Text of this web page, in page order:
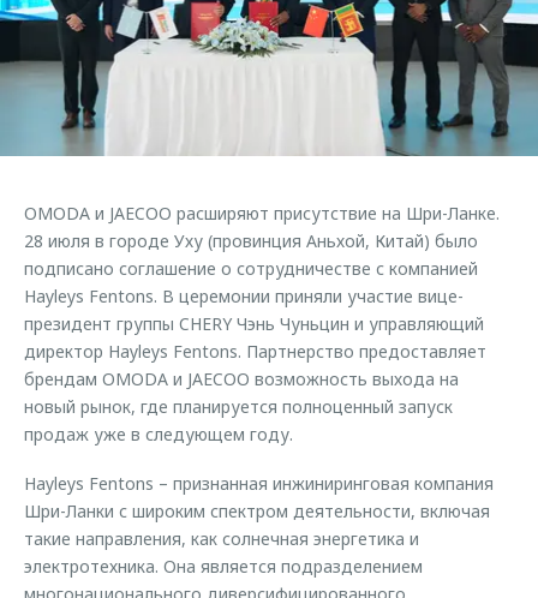
Страхование
Кредитный калькулятор
Аксессуары
Одежда и сувениры
Запчасти
Трейд-ин
Калькулятор трейд-ин
Клиентская поддержка
O&J Автоклуб
Клуб владельцев OMODA
Приложение O&J
Одежда и сувениры
Оригинальные аксессуары
Запчасти
Обратная связь
OMODA и JAECOO расширяют присутствие на Шри-Ланке.
28 июля в городе Уху (провинция Аньхой, Китай) было
подписано соглашение о сотрудничестве с компанией
Hayleys Fentons. В церемонии приняли участие вице-
президент группы CHERY Чэнь Чуньцин и управляющий
директор Hayleys Fentons. Партнерство предоставляет
брендам OMODA и JAECOO возможность выхода на
новый рынок, где планируется полноценный запуск
продаж уже в следующем году.
Hayleys Fentons – признанная инжиниринговая компания
Шри-Ланки с широким спектром деятельности, включая
такие направления, как солнечная энергетика и
электротехника. Она является подразделением